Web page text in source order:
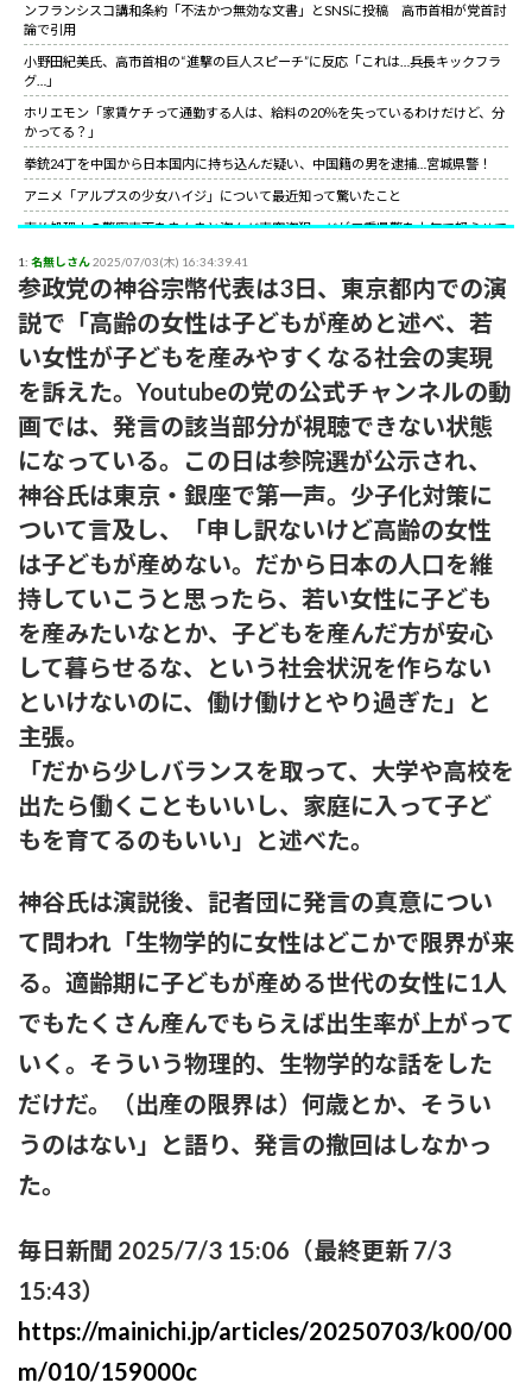
ンフランシスコ講和条約「不法かつ無効な文書」とSNSに投稿 高市首相が党首討
論で引用
小野田紀美氏、高市首相の“進撃の巨人スピーチ”に反応「これは…兵長キックフラ
グ…」
ホリエモン「家賃ケチって通勤する人は、給料の20％を失っているわけだけど、分
かってる？」
拳銃24丁を中国から日本国内に持ち込んだ疑い、中国籍の男を逮捕…宮城県警！
アニメ「アルプスの少女ハイジ」について最近知って驚いたこと
事故処理中の警察車両をまんまと盗んだ車窃盗犯、だが三重県警を本気で怒らせて
山上徹也が喉から手が出るほど欲しくて50万円詐欺られた拳銃を3千円で日本国内
で売っていた中国人逮捕
【朗報】中国上海ライブ強制終了の大槻マキにグラス米国駐日大使が日本語でエー
ル！米国バンドの代表曲捧げ「信念貫いて」［12/3］
【世紀の性犯罪】故・ジャニー喜多川氏による性被害への最終的な結末
小野田紀美氏、高市首相の“進撃の巨人スピーチ”に反応「これは…兵長キックフラ
グ…」
サイコパスってほとんどは社会的に成功している人間なんだがな。
1: 名無しさん2025/07/03(木) 16:34:39.41
参政党の神谷宗幣代表は3日、東京都内での演
説で「高齢の女性は子どもが産めと述べ、若
い女性が子どもを産みやすくなる社会の実現
を訴えた。Youtubeの党の公式チャンネルの動
画では、発言の該当部分が視聴できない状態
になっている。この日は参院選が公示され、
神谷氏は東京・銀座で第一声。少子化対策に
ついて言及し、「申し訳ないけど高齢の女性
は子どもが産めない。だから日本の人口を維
持していこうと思ったら、若い女性に子ども
を産みたいなとか、子どもを産んだ方が安心
して暮らせるな、という社会状況を作らない
といけないのに、働け働けとやり過ぎた」と
主張。
「だから少しバランスを取って、大学や高校を
出たら働くこともいいし、家庭に入って子ど
もを育てるのもいい」と述べた。
神谷氏は演説後、記者団に発言の真意につい
て問われ「生物学的に女性はどこかで限界が来
る。適齢期に子どもが産める世代の女性に1人
でもたくさん産んでもらえば出生率が上がって
いく。そういう物理的、生物学的な話をした
だけだ。（出産の限界は）何歳とか、そうい
うのはない」と語り、発言の撤回はしなかっ
た。
毎日新聞 2025/7/3 15:06（最終更新 7/3
15:43）
https://mainichi.jp/articles/20250703/k00/00
m/010/159000c